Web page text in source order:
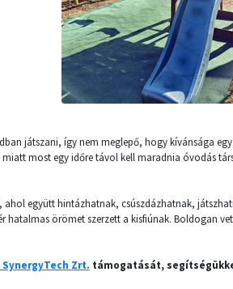
játszani, így nem meglepő, hogy kívánsága
most egy időre távol kell maradnia óvodás
együtt hintázhatnak, csúszdázhatnak,
hatalmas örömet szerzett a kisfiúnak. Boldogan
SynergyTech Zrt. támogatását,